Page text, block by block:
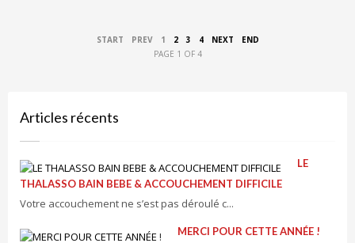
START PREV 1 2 3 4 NEXT
END
PAGE 1 OF 4
Articles récents
LE
THALASSO BAIN BEBE & ACCOUCHEMENT DIFFICILE
Votre accouchement ne s’est pas déroulé c...
MERCI POUR CETTE ANNÉE !